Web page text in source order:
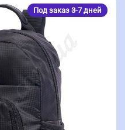
Под заказ 3-7 дней